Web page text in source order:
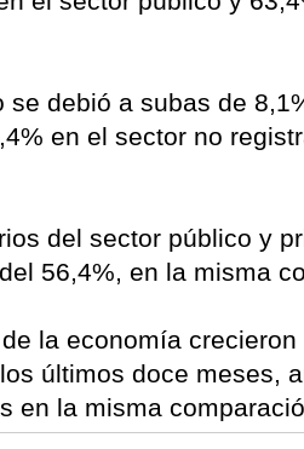
debió a subas de
en el sector no
del sector público y
56,4%, en la misma
la economía
últimos doce meses,
en la misma